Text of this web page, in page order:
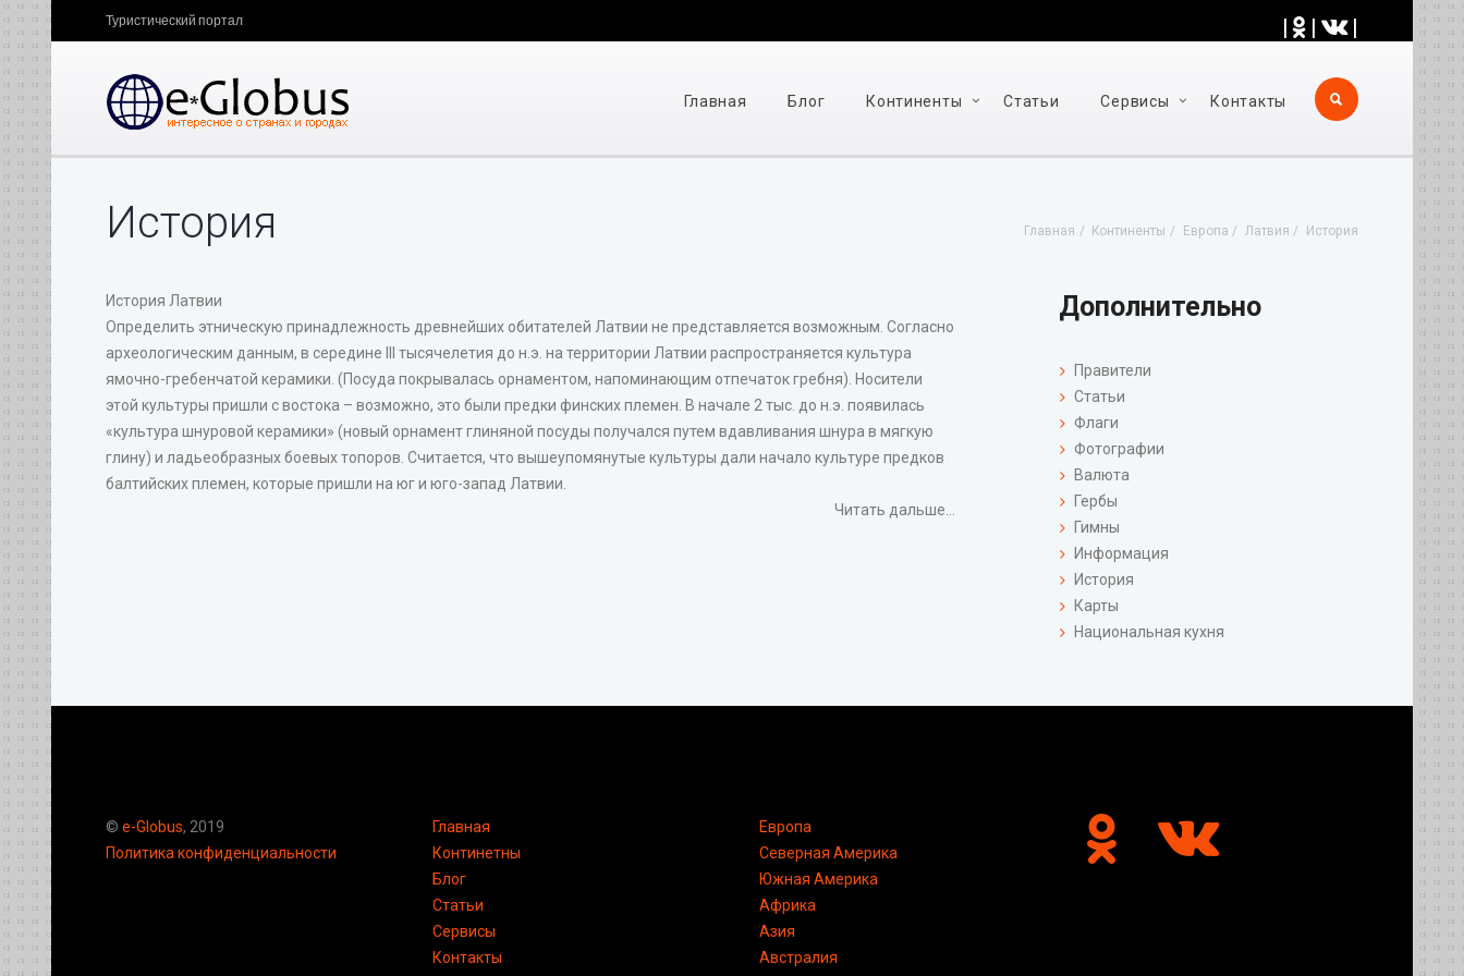
| | |
Туристический портал
Главная Блог Континенты Статьи Cервисы Контакты
Главная Континенты Европа Латвия История
История
История Латвии
Определить этническую принадлежность древнейших обитателей Латвии не представляется возможным. Согласно
археологическим данным, в середине III тысячелетия до н.э. на территории Латвии распространяется культура
ямочно-гребенчатой керамики. (Посуда покрывалась орнаментом, напоминающим отпечаток гребня). Носители
этой культуры пришли с востока – возможно, это были предки финских племен. В начале 2 тыс. до н.э. появилась
«культура шнуровой керамики» (новый орнамент глиняной посуды получался путем вдавливания шнура в мягкую
глину) и ладьеобразных боевых топоров. Считается, что вышеупомянутые культуры дали начало культуре предков
балтийских племен, которые пришли на юг и юго-запад Латвии.
Читать дальше...
Дополнительно
Правители
Статьи
Флаги
Фотографии
Валюта
Гербы
Гимны
Информация
История
Карты
Национальная кухня
© e-Globus, 2019
Политика конфиденциальности
Главная
Континетны
Блог
Статьи
Сервисы
Контакты
Европа
Северная Америка
Южная Америка
Африка
Азия
Австралия